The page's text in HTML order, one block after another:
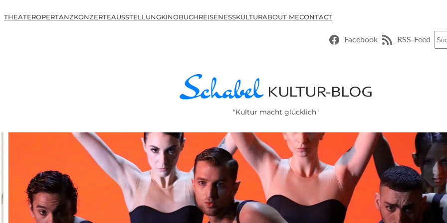
THEATEROPERTANZKONZERTEAUSSTELLUNGKINOBUCHREISENESSKULTURABOUT MECONTACT
Facebook RSS-Feed
"Kultur macht glücklich"